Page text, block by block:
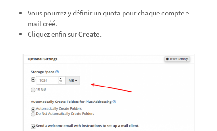
Vous pourrez y définir un quota pour chaque compte e-
mail créé.
Cliquez enfin surCreate.